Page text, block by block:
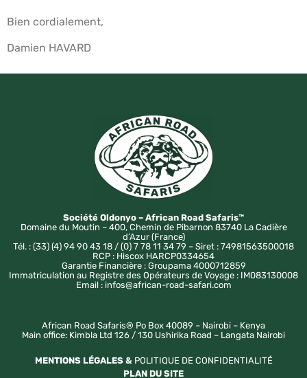
Bien cordialement,
Damien HAVARD
Société Oldonyo – African Road Safaris™
Domaine du Moutin – 400, Chemin de Pibarnon 83740 La Cadière
d’Azur (France)
Tél. : (33) (4) 94 90 43 18 / (0) 7 78 11 34 79 – Siret : 74981563500018
RCP : Hiscox HARCP0334654
Garantie Financière : Groupama 4000712859
Immatriculation au Registre des Opérateurs de Voyage : IM083130008
Email : infos@african-road-safari.com
African Road Safaris® Po Box 40089 – Nairobi – Kenya
Main office: Kimbla Ltd 126 / 130 Ushirika Road – Langata Nairobi
MENTIONS LÉGALES & POLITIQUE DE CONFIDENTIALITÉ
PLAN DU SITE